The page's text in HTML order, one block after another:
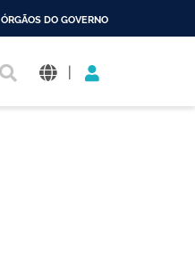
ÓRGÃOS DO GOVERNO
|